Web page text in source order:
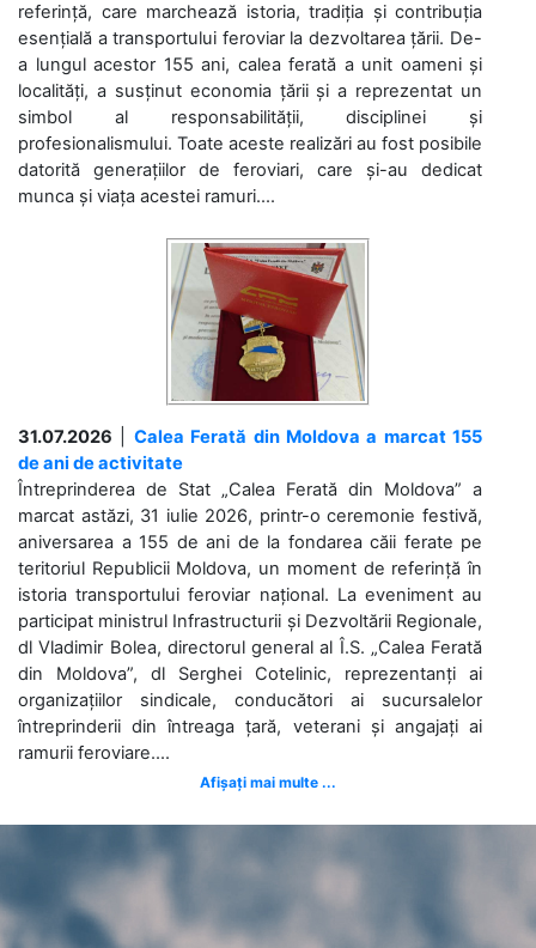
referință, care marchează istoria, tradiția și contribuția
esențială a transportului feroviar la dezvoltarea țării. De-
a lungul acestor 155 ani, calea ferată a unit oameni și
localități, a susținut economia țării și a reprezentat un
simbol al responsabilității, disciplinei și
profesionalismului. Toate aceste realizări au fost posibile
datorită generațiilor de feroviari, care și-au dedicat
munca și viața acestei ramuri....
31.07.2026
Calea Ferată din Moldova a marcat 155
de ani de activitate
Întreprinderea de Stat „Calea Ferată din Moldova” a
marcat astăzi, 31 iulie 2026, printr-o ceremonie festivă,
aniversarea a 155 de ani de la fondarea căii ferate pe
teritoriul Republicii Moldova, un moment de referință în
istoria transportului feroviar național. La eveniment au
participat ministrul Infrastructurii și Dezvoltării Regionale,
dl Vladimir Bolea, directorul general al Î.S. „Calea Ferată
din Moldova”, dl Serghei Cotelinic, reprezentanți ai
organizațiilor sindicale, conducători ai sucursalelor
întreprinderii din întreaga țară, veterani și angajați ai
ramurii feroviare....
Afișați mai multe ...